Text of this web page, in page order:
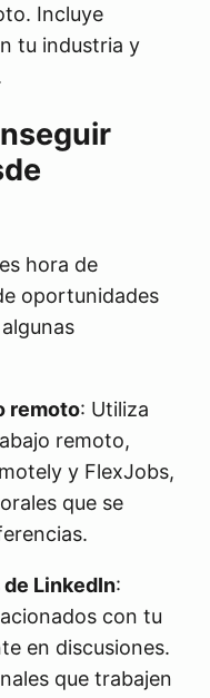
Incluye
tu industria y
hora de
oportunidades
remoto: Utiliza
remoto,
y FlexJobs,
que se
LinkedIn:
con tu
en discusiones.
que trabajen